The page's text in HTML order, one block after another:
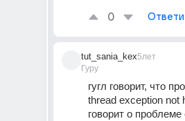
0
tut_sania_kex
Гуру
5лет
гугл говорит, что
thread exception not
говорит о